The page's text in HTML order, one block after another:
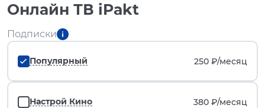
Онлайн ТВ iPakt
Подписки
Популярный 250 ₽/месяц
Настрой Кино 380 ₽/месяц